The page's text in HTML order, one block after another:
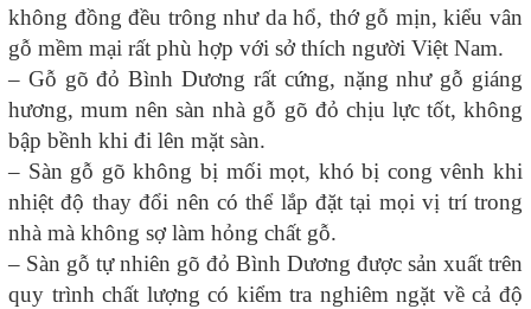
không đồng đều trông như da hổ, thớ gỗ mịn, kiểu vân
gỗ mềm mại rất phù hợp với sở thích người Việt Nam.
– Gỗ gõ đỏ Bình Dương rất cứng, nặng như gỗ giáng
hương, mum nên sàn nhà gỗ gõ đỏ chịu lực tốt, không
bập bềnh khi đi lên mặt sàn.
– Sàn gỗ gõ không bị mối mọt, khó bị cong vênh khi
nhiệt độ thay đổi nên có thể lắp đặt tại mọi vị trí trong
nhà mà không sợ làm hỏng chất gỗ.
– Sàn gỗ tự nhiên gõ đỏ Bình Dương được sản xuất trên
quy trình chất lượng có kiểm tra nghiêm ngặt về cả độ